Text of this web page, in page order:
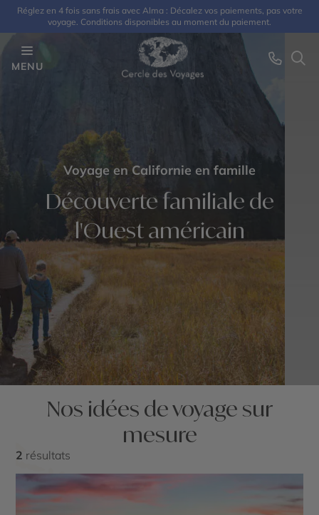
Réglez en 4 fois sans frais avec Alma : Décalez vos paiements, pas votre
voyage. Conditions disponibles au moment du paiement.
MENU
Voyage en Californie en famille
Découverte familiale de
l'Ouest américain
Nos idées de voyage sur
mesure
2 résultats